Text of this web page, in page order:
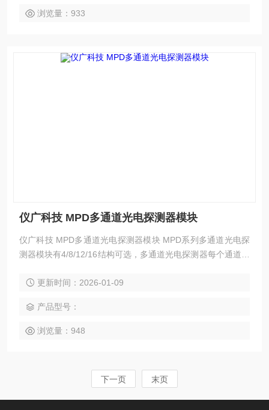
浏览量：933
仪广科技 MPD多通道光电探测器模块
仪广科技 MPD多通道光电探测器模块 MPD系列多通道光电探
测器模块有4/8/12/16结构可选，多通道光电探测器每个通道是
制是否带信号放大功能。可以先选择单通道的参数，然后我们
适，也可以联系我们进行参数调节以及定制。
更新时间：2026-01-09
产品型号：
浏览量：948
下一页 末页